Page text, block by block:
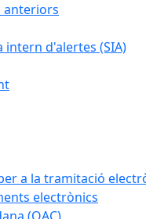
anteriors
intern d'alertes (SIA)
a la tramitació
electrònics